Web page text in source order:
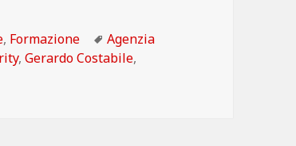
, Formazione Tag
Agenzia
,Gerardo Costabile,